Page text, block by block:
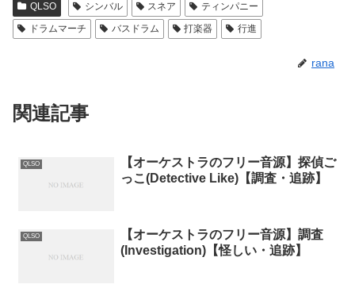
QLSO シンバル スネア
ティンパニー
ドラムマーチ
バスドラム 打楽器 行進
rana
関連記事
QLSO
【オーケストラのフリー音源】探偵ご
っこ(Detective Like)【調査・追跡】
QLSO
【オーケストラのフリー音源】調査
(Investigation)【怪しい・追跡】